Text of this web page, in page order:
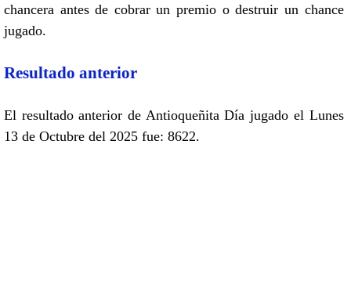
chancera antes de cobrar un premio o destruir un chance
jugado.
Resultado anterior
El resultado anterior de Antioqueñita Día jugado el Lunes
13 de Octubre del 2025 fue: 8622.